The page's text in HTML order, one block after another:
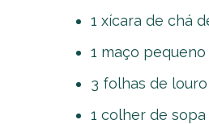
1 xícara de chá
1 maço
3 folhas de louro
1 colher de